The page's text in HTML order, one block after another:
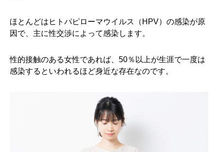
ほとんどはヒトパピローマウイルス（HPV）の感染が原
因で、主に性交渉によって感染します。
性的接触のある女性であれば、50％以上が生涯で一度は
感染するといわれるほど身近な存在なのです。